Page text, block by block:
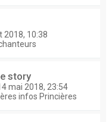
2018, 10:38
story
mai 2018, 23:54
infos Princières